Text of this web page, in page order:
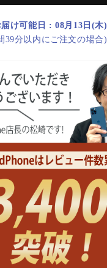
ー
ラ
イ
ラ
ン
ク
SIM
フ
リ
ー
の
数
量
を
増
や
け可能日 :08月13日(木)
39分以内にご注文の場合)